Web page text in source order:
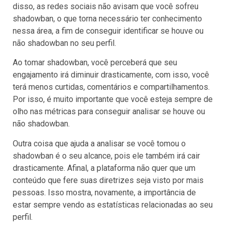
disso, as redes sociais não avisam que você sofreu
shadowban, o que torna necessário ter conhecimento
nessa área, a fim de conseguir identificar se houve ou
não shadowban no seu perfil.
Ao tomar shadowban, você perceberá que seu
engajamento irá diminuir drasticamente, com isso, você
terá menos curtidas, comentários e compartilhamentos.
Por isso, é muito importante que você esteja sempre de
olho nas métricas para conseguir analisar se houve ou
não shadowban.
Outra coisa que ajuda a analisar se você tomou o
shadowban é o seu alcance, pois ele também irá cair
drasticamente. Afinal, a plataforma não quer que um
conteúdo que fere suas diretrizes seja visto por mais
pessoas. Isso mostra, novamente, a importância de
estar sempre vendo as estatísticas relacionadas ao seu
perfil.